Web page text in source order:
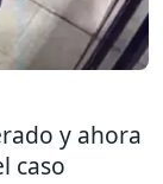
y ahora
caso